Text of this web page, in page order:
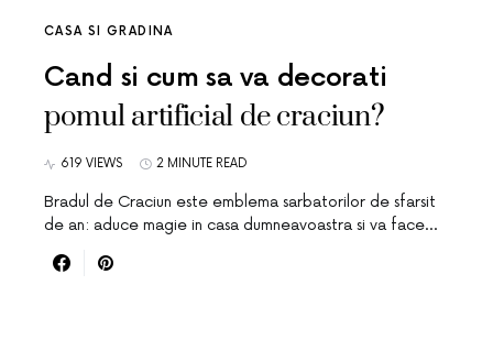
CASA SI GRADINA
Cand si cum sa va decorati
pomul artificial de craciun?
619 VIEWS 2 MINUTE READ
Bradul de Craciun este emblema sarbatorilor de sfarsit
de an: aduce magie in casa dumneavoastra si va face…